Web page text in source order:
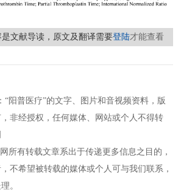
文献导读，原文及翻译需要登陆才能查看
“阳普医疗”的文字、图片和音视频资料，版
非经授权，任何媒体、网站或个人不得转
所有转载文章系出于传递更多信息之目的，
不希望被转载的媒体或个人可与我们联系，
。